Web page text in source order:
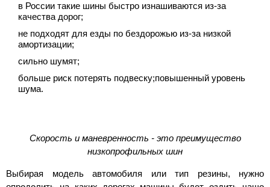
в России такие шины быстро изнашиваются из-за
качества дорог;
не подходят для езды по бездорожью из-за низкой
амортизации;
сильно шумят;
больше риск потерять подвеску;повышенный уровень
шума.
Скорость и маневренность - это преимущество
низкопрофильных шин
Выбирая модель автомобиля или тип резины, нужно